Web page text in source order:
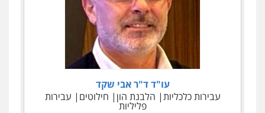
עו"ד ד"ר אבי שקד
עבירות כלכליות
הלבנת הון חילוטים עבירות
פליליות